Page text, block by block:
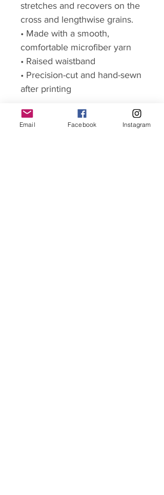
stretches and recovers on the
cross and lengthwise grains.
• Made with a smooth,
comfortable microfiber yarn
• Raised waistband
• Precision-cut and hand-sewn
after printing
Email Facebook Instagram